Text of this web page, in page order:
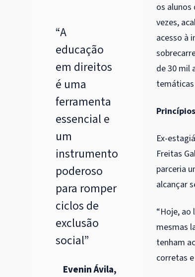
“A
educação
em direitos
é uma
ferramenta
essencial e
um
instrumento
poderoso
para romper
ciclos de
exclusão
social”
Evenin Ávila,
os alunos
vezes,
acesso à
de 30 mil
Ex-
Freitas
parceria
alcançar
“Hoje,
mesmas
tenham
corretas